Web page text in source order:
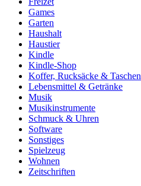
Games
Garten
Haushalt
Haustier
Kindle
Kindle-Shop
Koffer, Rucksäcke & Taschen
Lebensmittel & Getränke
Musik
Musikinstrumente
Schmuck & Uhren
Software
Sonstiges
Spielzeug
Wohnen
Zeitschriften